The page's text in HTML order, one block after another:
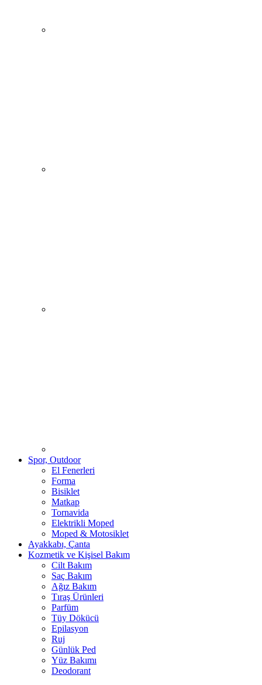
Spor, Outdoor
El Fenerleri
Forma
Bisiklet
Matkap
Tornavida
Elektrikli Moped
Moped & Motosiklet
Ayakkabı, Çanta
Kozmetik ve Kişisel Bakım
Cilt Bakım
Saç Bakım
Ağız Bakım
Tıraş Ürünleri
Parfüm
Tüy Dökücü
Epilasyon
Ruj
Günlük Ped
Yüz Bakımı
Deodorant